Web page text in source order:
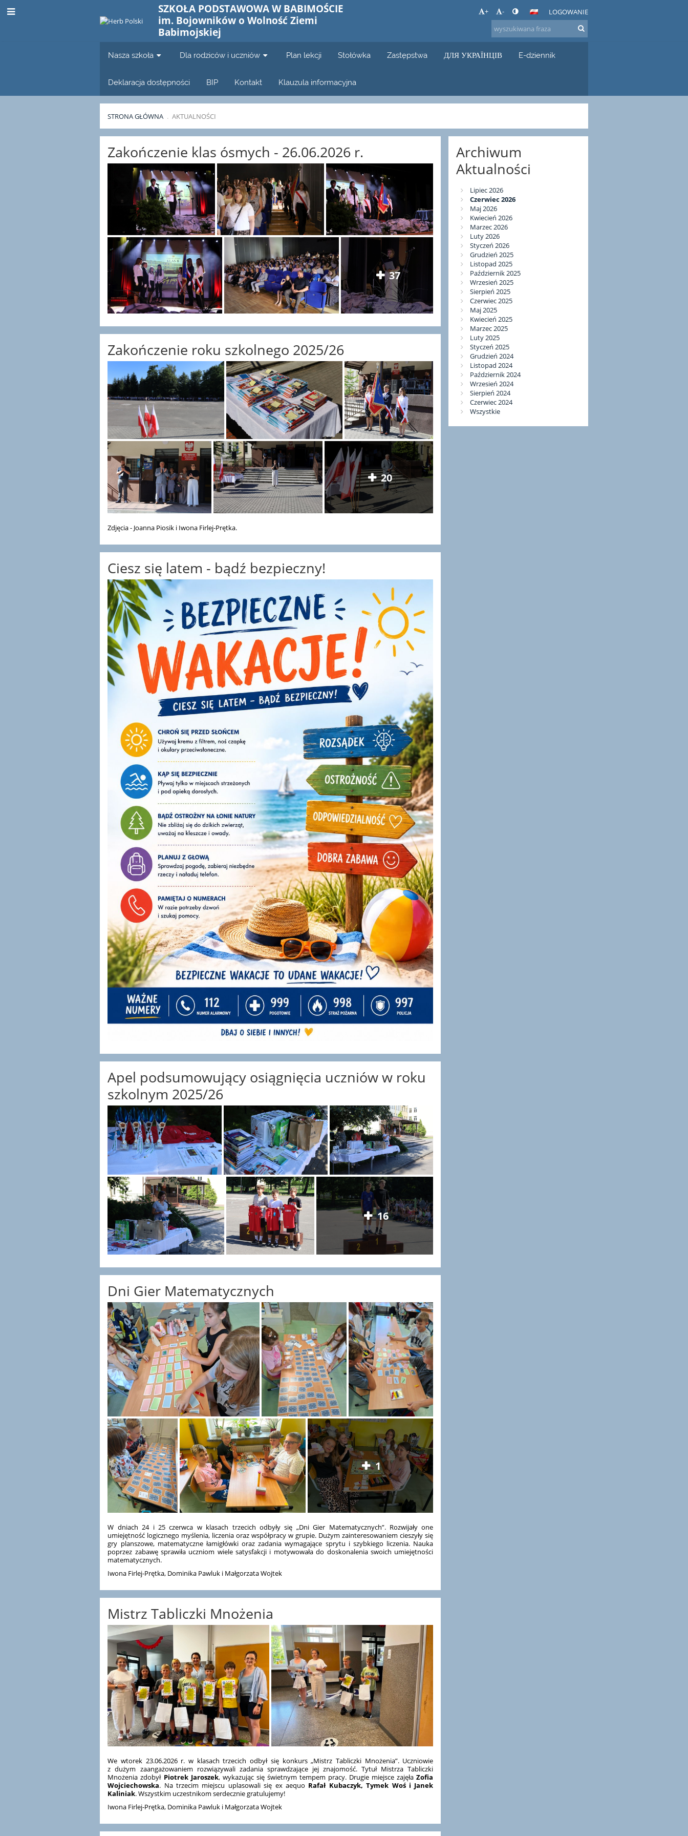
SZKOŁA PODSTAWOWA W BABIMOŚCIE
im. Bojowników o Wolność Ziemi
Babimojskiej
+ - LOGOWANIE
Nasza szkoła Dla rodziców i uczniów Plan lekcji Stołówka Zastępstwa ДЛЯ УКРАЇНЦІВ E-dziennik
Deklaracja dostępności BIP Kontakt Klauzula informacyjna
STRONA GŁÓWNA . AKTUALNOŚCI
Aktualności
Zakończenie klas ósmych - 26.06.2026 r.
37
Zakończenie roku szkolnego 2025/26
20
Zdjęcia - Joanna Piosik i Iwona Firlej-Prętka.
Ciesz się latem - bądź bezpieczny!
Apel podsumowujący osiągnięcia uczniów w roku
szkolnym 2025/26
16
Dni Gier Matematycznych
1
W dniach 24 i 25 czerwca w klasach trzecich odbyły się „Dni Gier Matematycznych”. Rozwijały one
umiejętność logicznego myślenia, liczenia oraz współpracy w grupie. Dużym zainteresowaniem cieszyły się
gry planszowe, matematyczne łamigłówki oraz zadania wymagające sprytu i szybkiego liczenia. Nauka
poprzez zabawę sprawiła uczniom wiele satysfakcji i motywowała do doskonalenia swoich umiejętności
matematycznych.
Iwona Firlej-Prętka, Dominika Pawluk i Małgorzata Wojtek
Mistrz Tabliczki Mnożenia
We wtorek 23.06.2026 r. w klasach trzecich odbył się konkurs „Mistrz Tabliczki Mnożenia”. Uczniowie
z dużym zaangażowaniem rozwiązywali zadania sprawdzające jej znajomość. Tytuł Mistrza Tabliczki
Mnożenia zdobył Piotrek Jaroszek, wykazując się świetnym tempem pracy. Drugie miejsce zajęła Zofia
Wojciechowska. Na trzecim miejscu uplasowali się ex aequo Rafał Kubaczyk, Tymek Woś i Janek
Kaliniak. Wszystkim uczestnikom serdecznie gratulujemy!
Iwona Firlej-Prętka, Dominika Pawluk i Małgorzata Wojtek
Archiwum
Aktualności
Lipiec 2026
Czerwiec 2026
Maj 2026
Kwiecień 2026
Marzec 2026
Luty 2026
Styczeń 2026
Grudzień 2025
Listopad 2025
Październik 2025
Wrzesień 2025
Sierpień 2025
Czerwiec 2025
Maj 2025
Kwiecień 2025
Marzec 2025
Luty 2025
Styczeń 2025
Grudzień 2024
Listopad 2024
Październik 2024
Wrzesień 2024
Sierpień 2024
Czerwiec 2024
Wszystkie